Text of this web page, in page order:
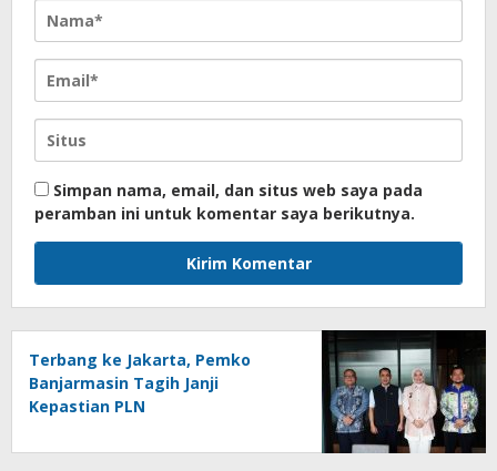
Simpan nama, email, dan situs web saya pada
peramban ini untuk komentar saya berikutnya.
Terbang ke Jakarta, Pemko
Banjarmasin Tagih Janji
Kepastian PLN